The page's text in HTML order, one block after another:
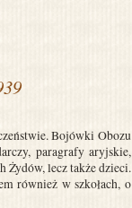
Bojówki Obozu
paragrafy aryjskie,
Żydów, lecz także dzieci.
również w szkołach, o